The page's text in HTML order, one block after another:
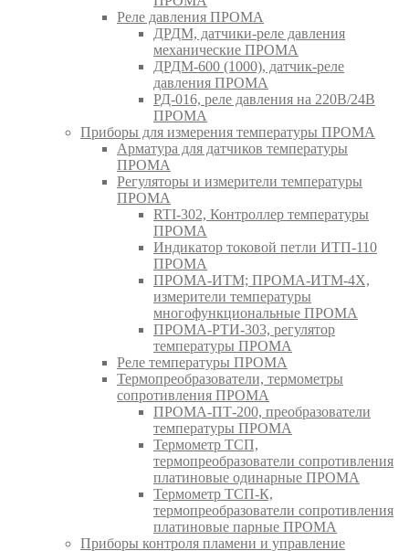
Реле давления ПРОМА
ДРДМ, датчики-реле давления
механические ПРОМА
ДРДМ-600 (1000), датчик-реле
давления ПРОМА
РД-016, реле давления на 220В/24В
ПРОМА
Приборы для измерения температуры ПРОМА
Арматура для датчиков температуры
ПРОМА
Регуляторы и измерители температуры
ПРОМА
RTI-302, Контроллер температуры
ПРОМА
Индикатор токовой петли ИТП-110
ПРОМА
ПРОМА-ИТМ; ПРОМА-ИТМ-4Х,
измерители температуры
многофункциональные ПРОМА
ПРОМА-РТИ-303, регулятор
температуры ПРОМА
Реле температуры ПРОМА
Термопреобразователи, термометры
сопротивления ПРОМА
ПРОМА-ПТ-200, преобразователи
температуры ПРОМА
Термометр ТСП,
термопреобразователи сопротивления
платиновые одинарные ПРОМА
Термометр ТСП-К,
термопреобразователи сопротивления
платиновые парные ПРОМА
Приборы контроля пламени и управление